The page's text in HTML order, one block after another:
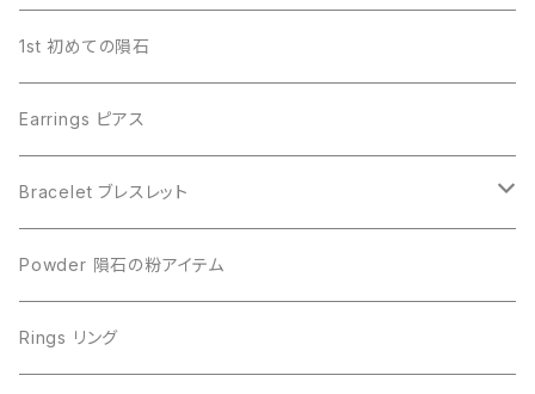
Aletai アルタイ
Campo del Cielo カンポデルシエロ
Muonionalusta ムオニオナルスタ
Sericho セリコ
Libyan desert glass リビアングラス
Gibeon ギベオン
Campo del Cielo カンポデルシエロ
Aletai アルタイ
Muonionalusta ムオニオナルスタ
Henbury ヘンブリー
1st 初めての隕石
Earrings ピアス
Bracelet ブレスレット
ビーズ単品
Powder 隕石の粉アイテム
Rings リング